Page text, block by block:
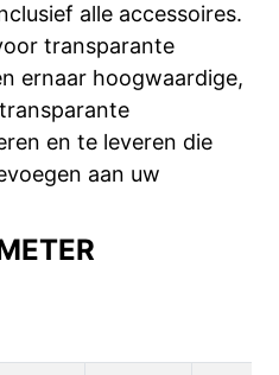
alle accessoires.
transparante
ernaar hoogwaardige,
en te leveren die
aan uw